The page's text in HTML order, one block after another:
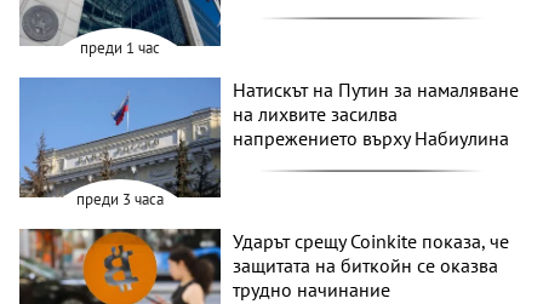
преди 1 час
преди 3 часа
Натискът на Путин за намаляване
на лихвите засилва
напрежението върху Набиулина
Ударът срещу Coinkite показа, че
защитата на биткойн се оказва
трудно начинание